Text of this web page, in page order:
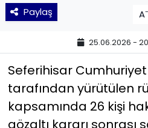
Paylaş A-
25.06.2026 -
Seferihisar Cumhuriyet
tarafından yürütülen
kapsamında 26 kişi
gözaltı kararı
TEKNOLOJİ
YEREL POLİTİKA
YEREL YÖNETİMLER